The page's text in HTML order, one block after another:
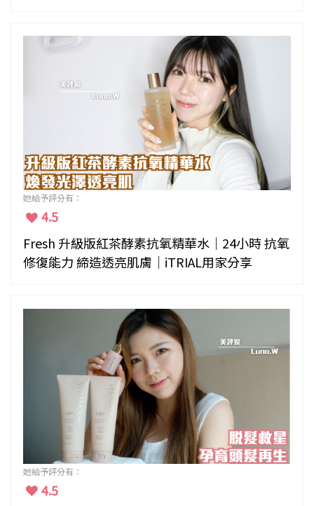
她給予評分有：
4.5
Fresh 升級版紅茶酵素抗氧精華水｜24小時 抗氧
修復能力 締造透亮肌膚｜iTRIAL用家分享
她給予評分有：
4.5